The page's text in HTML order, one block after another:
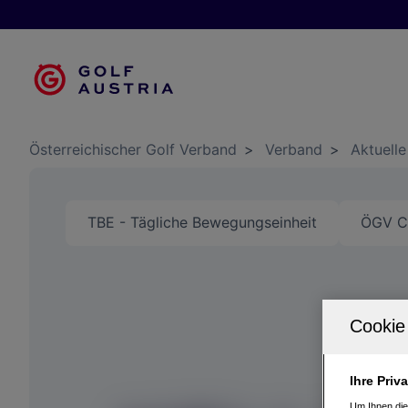
Österreichischer Golf Verband > Verband >
TBE - Tägliche Bewegungseinheit ÖGV
Ihre